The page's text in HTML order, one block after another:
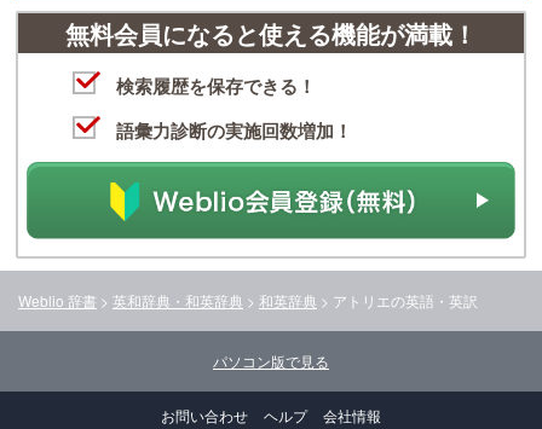
無料会員になると使える機能が満載！
検索履歴を保存できる！
語彙力診断の実施回数増加！
Weblio 辞書 > 英和辞典・和英辞典 > 和英辞典 > アトリエの英語・英訳
パソコン版で見る
お問い合わせ ヘルプ 会社情報